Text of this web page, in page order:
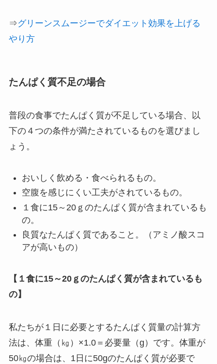
⇒グリーンスムージーでダイエット効果を上げる
やり方
たんぱく質不足の場合
普段の食事でたんぱく質が不足している場合、以
下の４つの条件が満たされているものを選びまし
ょう。
おいしく飲める・食べられるもの。
空腹を感じにくい工夫がされているもの。
１食に15～20ｇのたんぱく質が含まれているも
の。
良質なたんぱく質であること。（アミノ酸スコ
アが高いもの）
【１食に15～20ｇのたんぱく質が含まれているも
の】
私たちが１日に必要とするたんぱく質量の計算方
法は、体重（㎏）×1.0＝必要量（g）です。体重が
50㎏の場合は、1日に50gのたんぱく質が必要で